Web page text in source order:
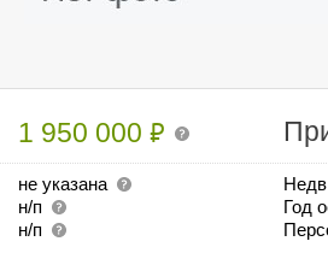
1 950 000₽
не указана
н/п
н/п
Год